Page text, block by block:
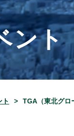
ント
ト TGA（東北グロ